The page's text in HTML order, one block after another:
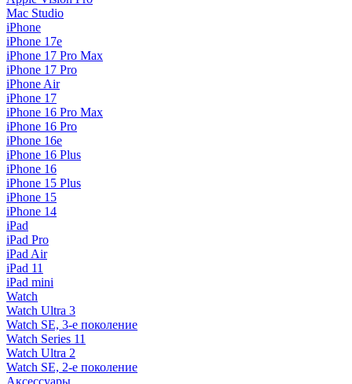
Mac Studio
iPhone
iPhone 17e
iPhone 17 Pro Max
iPhone 17 Pro
iPhone Air
iPhone 17
iPhone 16 Pro Max
iPhone 16 Pro
iPhone 16e
iPhone 16 Plus
iPhone 16
iPhone 15 Plus
iPhone 15
iPhone 14
iPad
iPad Pro
iPad Air
iPad 11
iPad mini
Watch
Watch Ultra 3
Watch SE, 3-е поколение
Watch Series 11
Watch Ultra 2
Watch SE, 2-е поколение
Аксессуары